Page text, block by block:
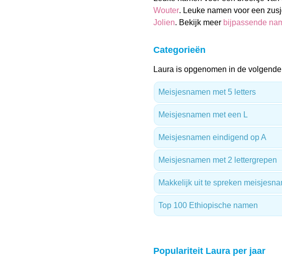
Wouter. Leuke namen voor een
Jolien. Bekijk meer bijpassende
Categorieën
Laura is opgenomen in de
Meisjesnamen met 5 letters
Meisjesnamen met een L
Meisjesnamen eindigend op A
Meisjesnamen met 2 lettergrepen
Makkelijk uit te spreken
Top 100 Ethiopische namen
Populariteit Laura per jaar